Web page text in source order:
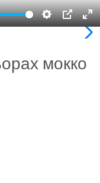
Settings
PIP
мокко